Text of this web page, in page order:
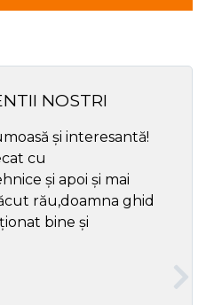
NOSTRI
și interesantă!
cu
și apoi și mai
rău,doamna ghid
bine și